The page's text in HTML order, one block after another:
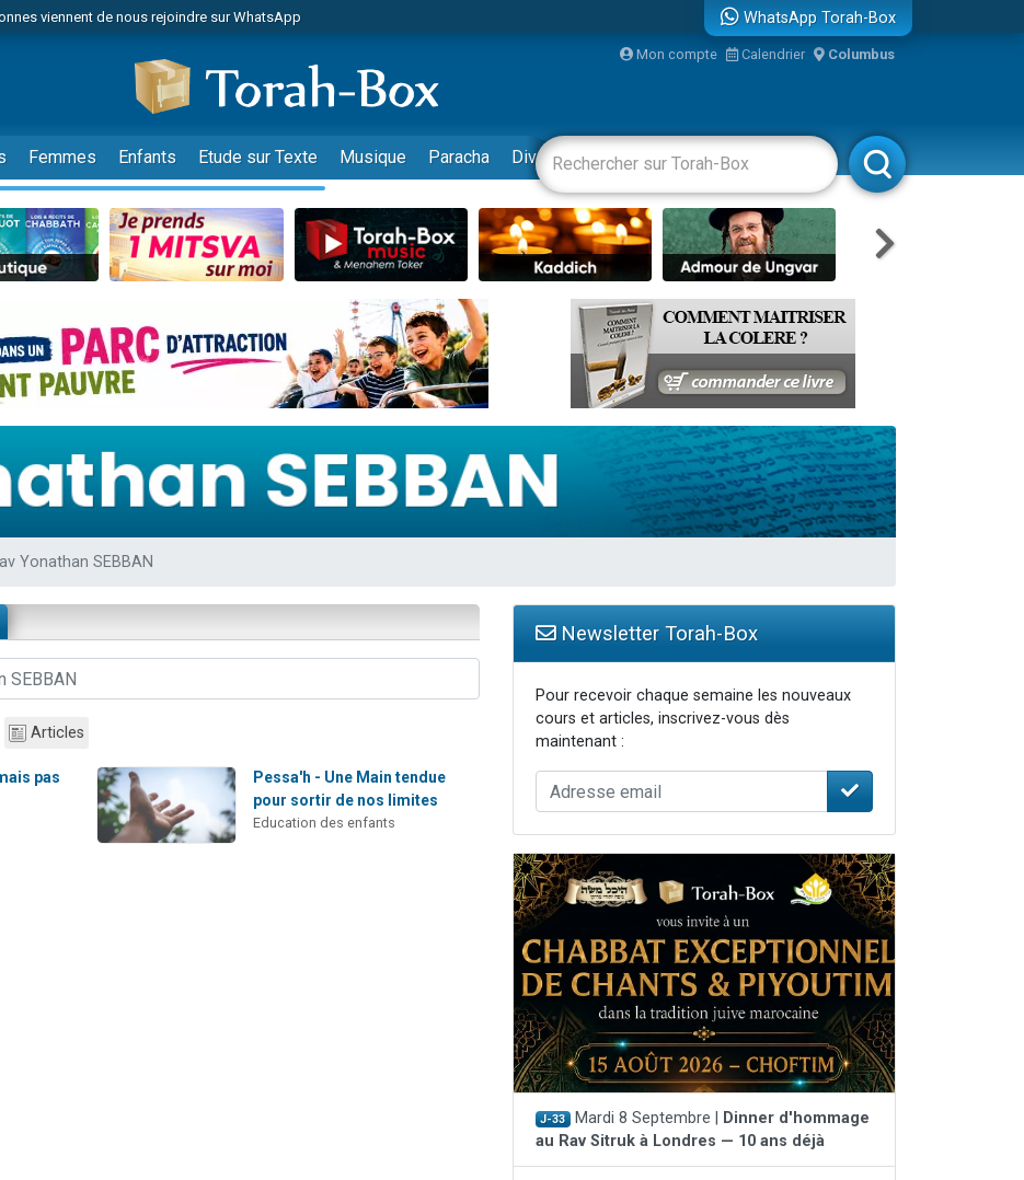
viennent de nous rejoindre sur WhatsApp
personnes viennent de faire un don pour 5 jours de vacances aux Orphelins
personnes viennent de faire un don pour Diane, 80 ans, dans un appartement insalubre
viennent de nous rejoindre sur WhatsApp
viennent de demander une bénédiction
personnes viennent de faire un don pour Sauvez la jambe de Yohan
49 places pour étudier en groupe sur Zoom
musiques dans Torah-Box Music
viennent de nous rejoindre sur WhatsApp
musiques dans Torah-Box Music
viennent de nous rejoindre sur WhatsApp
émission radio : Visions de grandeur n°104 : Le Chabbath et le Birkat Hamazone à travers le temps
viennent de demander une bénédiction
49 places pour étudier en groupe sur Zoom
vient de donner son Maasser
viennent de nous rejoindre sur WhatsApp
WhatsApp Torah-Box
Mon compte Calendrier Columbus
Femmes Enfants Etude sur Texte Musique Paracha Divertissements Livres Rabbanim
Yonathan SEBBAN
Articles
pas
Pessa'h - Une Main tendue
pour sortir de nos limites
Education des enfants
Newsletter Torah-Box
Pour recevoir chaque semaine les nouveaux
cours et articles, inscrivez-vous dès
maintenant :
J-33 Mardi 8 Septembre |
Dinner d'hommage
au Rav Sitruk à Londres — 10 ans déjà